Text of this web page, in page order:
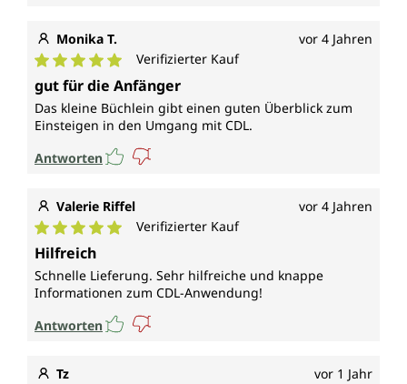
Monika T. vor 4 Jahren
Durchschnittliche Bewertung von 5 von 5 Sternen
Verifizierter Kauf
gut für die Anfänger
Das kleine Büchlein gibt einen guten Überblick zum
Einsteigen in den Umgang mit CDL.
Antworten
Valerie Riffel vor 4 Jahren
Durchschnittliche Bewertung von 5 von 5 Sternen
Verifizierter Kauf
Hilfreich
Schnelle Lieferung. Sehr hilfreiche und knappe
Informationen zum CDL-Anwendung!
Antworten
Tz vor 1 Jahr